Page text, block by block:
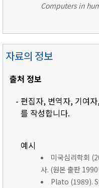
Computers in
자료의 정보
출처 정보
- 편집자, 번역자, 기여
를 작성합니다.
예시
미국심리학회
사. (원본 출판
Plato (1989).